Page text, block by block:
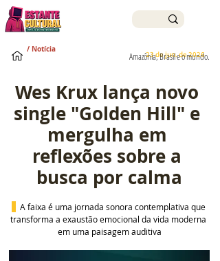
23 de jun. de 2026
Amazônia, Brasil e o mundo.
/ Notícia
Wes Krux lança novo
single "Golden Hill" e
mergulha em
reflexões sobre a
busca por calma
A faixa é uma jornada sonora contemplativa que
transforma a exaustão emocional da vida moderna
em uma paisagem auditiva